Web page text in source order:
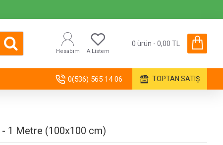
Hesabım A.Listem
0 ürün - 0,00 TL
0(536) 565 14 06 TOPTAN SATIŞ
1 Metre (100x100 cm)